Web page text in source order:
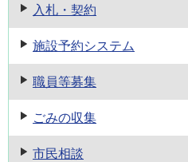
入札・契約
施設予約システム
職員等募集
ごみの収集
市民相談